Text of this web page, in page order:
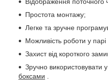
Простота монтажу;
Легке та зручне
Можливість роботи у
Захист від короткого
Зручно використовувати у
боксами